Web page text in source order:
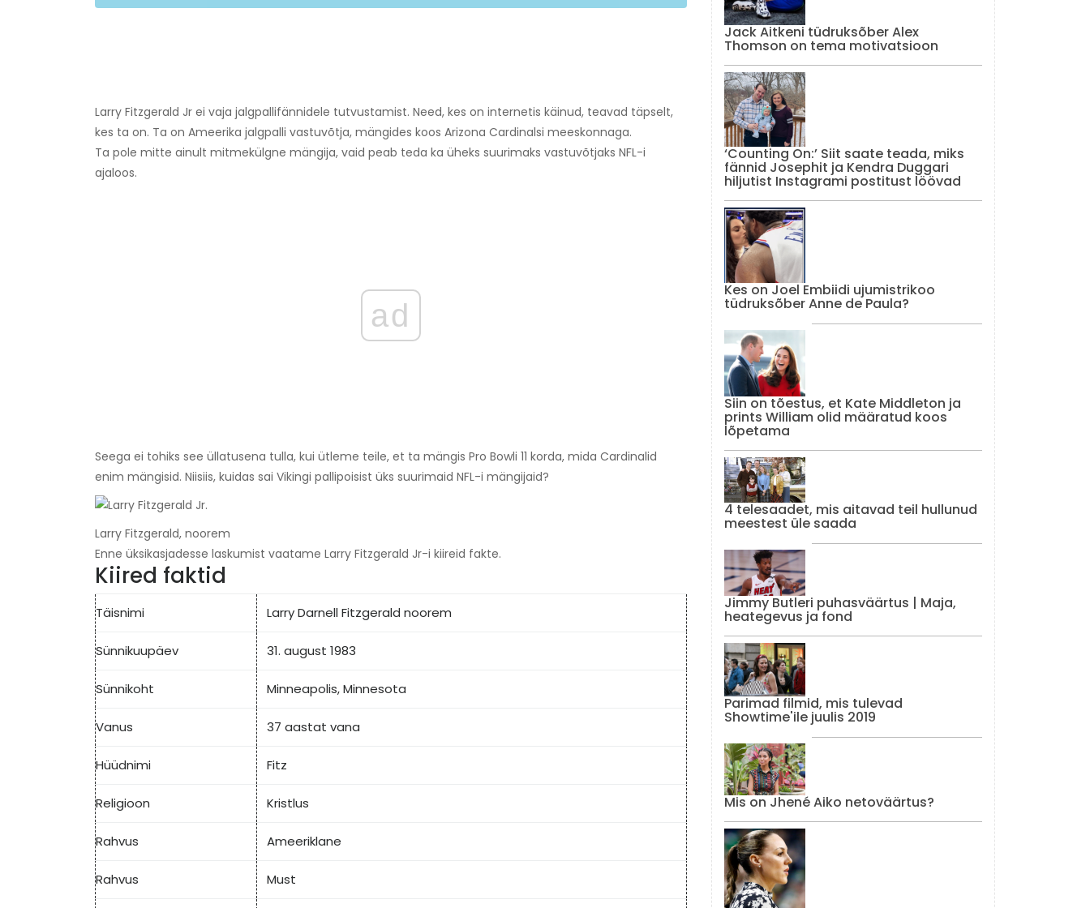
Larry Fitzgerald Jr ei vaja jalgpallifännidele tutvustamist. Need, kes on internetis käinud, teavad täpselt,
kes ta on. Ta on Ameerika jalgpalli vastuvõtja, mängides koos Arizona Cardinalsi meeskonnaga.
Ta pole mitte ainult mitmekülgne mängija, vaid peab teda ka üheks suurimaks vastuvõtjaks NFL-i
ajaloos.
ad
Seega ei tohiks see üllatusena tulla, kui ütleme teile, et ta mängis Pro Bowli 11 korda, mida Cardinalid
enim mängisid. Niisiis, kuidas sai Vikingi pallipoisist üks suurimaid NFL-i mängijaid?
Larry Fitzgerald, noorem
Enne üksikasjadesse laskumist vaatame Larry Fitzgerald Jr-i kiireid fakte.
Kiired faktid
Täisnimi Larry Darnell Fitzgerald noorem
Sünnikuupäev 31. august 1983
Sünnikoht Minneapolis, Minnesota
Vanus 37 aastat vana
Hüüdnimi Fitz
Religioon Kristlus
Rahvus Ameeriklane
Rahvus Must
Jack Aitkeni tüdruksõber Alex
Thomson on tema motivatsioon
‘Counting On:’ Siit saate teada, miks
fännid Josephit ja Kendra Duggari
hiljutist Instagrami postitust löövad
Kes on Joel Embiidi ujumistrikoo
tüdruksõber Anne de Paula?
Siin on tõestus, et Kate Middleton ja
prints William olid määratud koos
lõpetama
4 telesaadet, mis aitavad teil hullunud
meestest üle saada
Jimmy Butleri puhasväärtus | Maja,
heategevus ja fond
Parimad filmid, mis tulevad
Showtime'ile juulis 2019
Mis on Jhené Aiko netoväärtus?